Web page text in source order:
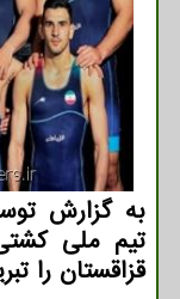
به گزارش
تیم ملی
قزاقستان را